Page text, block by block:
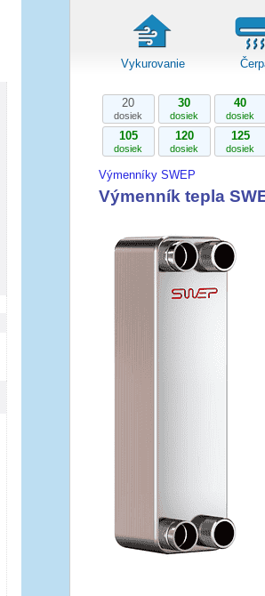
Vykurovanie
20
dosiek
30
dosiek
40
dosiek
105
dosiek
120
dosiek
125
dosiek
Výmenníky SWEP
Výmenník tepla